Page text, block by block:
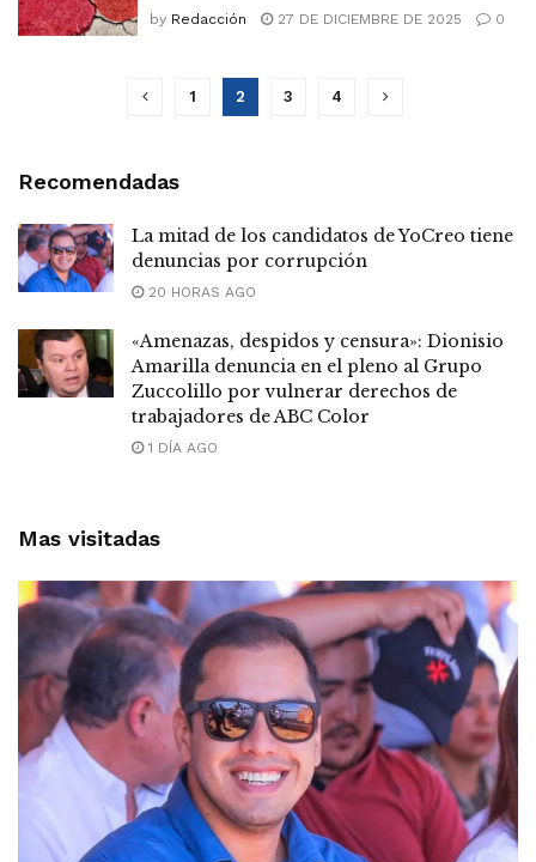
by Redacción 27 DE DICIEMBRE DE 2025 0
1 2 3 4
Recomendadas
La mitad de los candidatos de YoCreo tiene
denuncias por corrupción
20 HORAS AGO
«Amenazas, despidos y censura»: Dionisio
Amarilla denuncia en el pleno al Grupo
Zuccolillo por vulnerar derechos de
trabajadores de ABC Color
1 DÍA AGO
Mas visitadas